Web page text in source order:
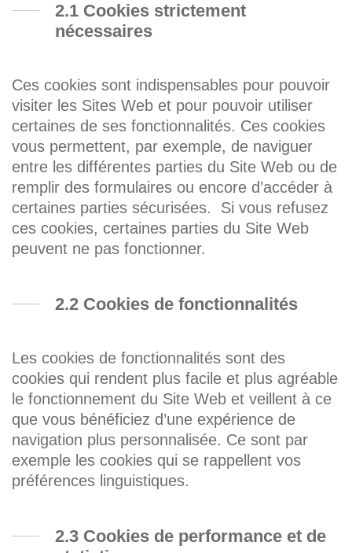
2.1 Cookies strictement
nécessaires
Ces cookies sont indispensables pour pouvoir
visiter les Sites Web et pour pouvoir utiliser
certaines de ses fonctionnalités. Ces cookies
vous permettent, par exemple, de naviguer
entre les différentes parties du Site Web ou de
remplir des formulaires ou encore d’accéder à
certaines parties sécurisées. Si vous refusez
ces cookies, certaines parties du Site Web
peuvent ne pas fonctionner.
2.2 Cookies de fonctionnalités
Les cookies de fonctionnalités sont des
cookies qui rendent plus facile et plus agréable
le fonctionnement du Site Web et veillent à ce
que vous bénéficiez d’une expérience de
navigation plus personnalisée. Ce sont par
exemple les cookies qui se rappellent vos
préférences linguistiques.
2.3 Cookies de performance et de